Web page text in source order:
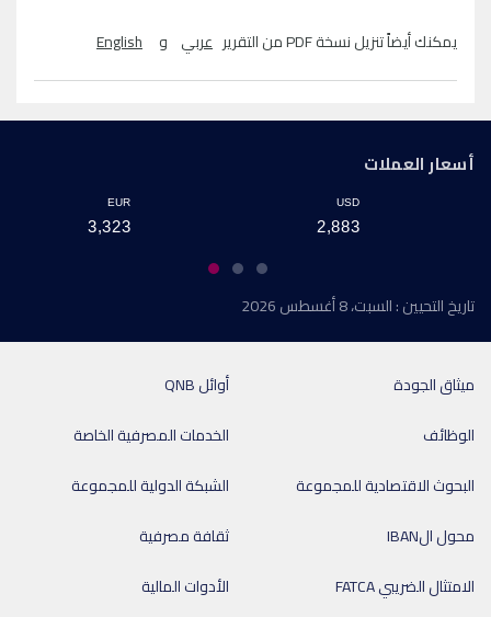
يمكنك أيضاً تنزيل نسخة PDF من التقرير
عربي و English
أسعار العملات
EUR
3,323
USD
2,883
تاريخ التحيين : السبت، 8 أغسطس 2026
أوائل QNB
ميثاق الجودة
الخدمات المصرفية الخاصة
الوظائف
الشبكة الدولية للمجموعة
البحوث الاقتصادية للمجموعة
ثقافة مصرفية
محول الIBAN
الأدوات المالية
الامتثال الضريبي FATCA